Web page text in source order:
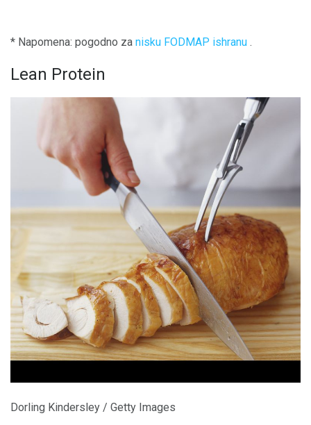
* Napomena: pogodno za nisku FODMAP ishranu .
Lean Protein
Dorling Kindersley / Getty Images